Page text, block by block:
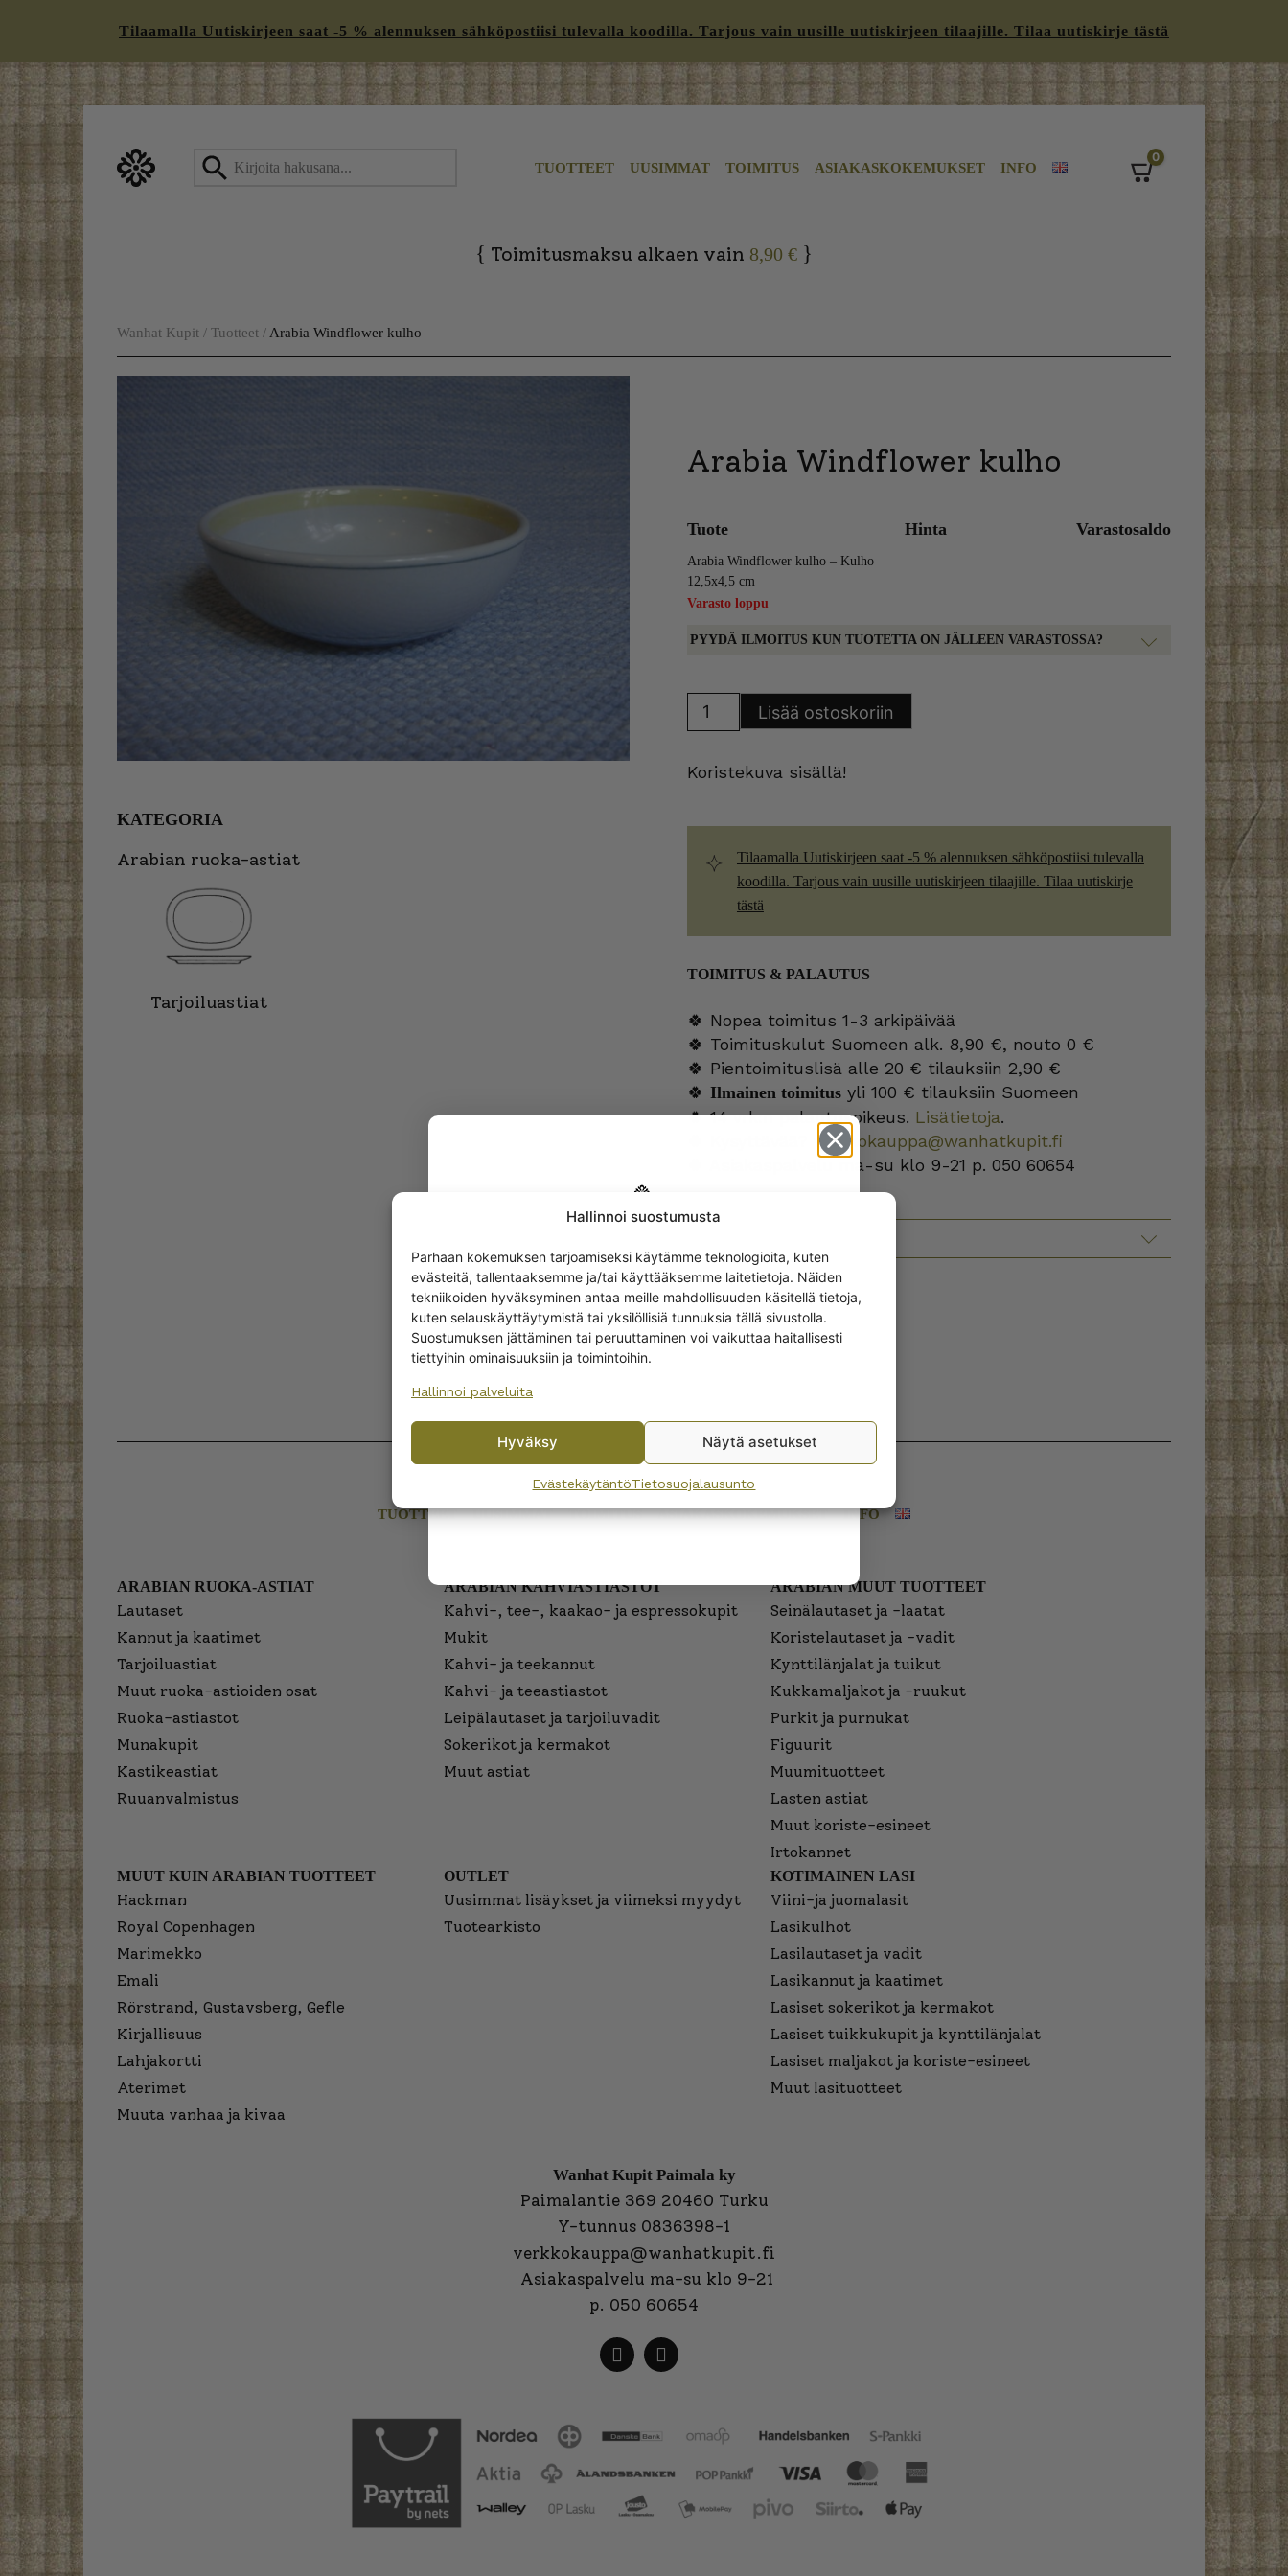
Hallinnoi suostumusta
Parhaan kokemuksen tarjoamiseksi käytämme teknologioita, kuten
evästeitä, tallentaaksemme ja/tai käyttääksemme laitetietoja. Näiden
tekniikoiden hyväksyminen antaa meille mahdollisuuden käsitellä tietoja,
kuten selauskäyttäytymistä tai yksilöllisiä tunnuksia tällä sivustolla.
Suostumuksen jättäminen tai peruuttaminen voi vaikuttaa haitallisesti
tiettyihin ominaisuuksiin ja toimintoihin.
Hallinnoi palveluita
Hyväksy Näytä asetukset
EvästekäytäntöTietosuojalausunto
Tilaamalla Uutiskirjeen saat -5 % alennuksen sähköpostiisi tulevalla koodilla. Tarjous vain uusille uutiskirjeen tilaajille. Tilaa uutiskirje tästä
to
TUOTTEET UUSIMMAT TOIMITUS ASIAKASKOKEMUKSET INFO
0
{ Toimitusmaksu alkaen vain 8,90 € }
Wanhat Kupit / Tuotteet / Arabia Windflower kulho
KATEGORIA
Arabian ruoka-astiat
Tarjoiluastiat
Arabia Windflower kulho
Tuote Hinta Varastosaldo
Arabia Windflower kulho – Kulho
12,5x4,5 cm
Varasto loppu
PYYDÄ ILMOITUS KUN TUOTETTA ON JÄLLEEN VARASTOSSA?
Windflower
Lisää ostoskoriin
Koristekuva sisällä!
Tilaamalla Uutiskirjeen saat -5 % alennuksen sähköpostiisi tulevalla
koodilla. Tarjous vain uusille uutiskirjeen tilaajille. Tilaa uutiskirje
tästä
TOIMITUS & PALAUTUS
🍀 Nopea toimitus 1-3 arkipäivää
🍀 Toimituskulut Suomeen alk. 8,90 €, nouto 0 €
🍀 Pientoimituslisä alle 20 € tilauksiin 2,90 €
🍀 Ilmainen toimitusyli 100 € tilauksiin Suomeen
🍀 14 vrk:n palautusoikeus. Lisätietoja.
verkkokauppa@wanhatkupit.fi
🍀 Asiakaspalvelu ma-su klo 9-21 p. 050 60654
TUOTTEET UUSIMMAT TOIMITUS ASIAKASKOKEMUKSET INFO
ARABIAN RUOKA-ASTIAT
Lautaset
Kannut ja kaatimet
Tarjoiluastiat
Muut ruoka-astioiden osat
Ruoka-astiastot
Munakupit
Kastikeastiat
Ruuanvalmistus
ARABIAN KAHVIASTIASTOT
Kahvi-, tee-, kaakao- ja espressokupit
Mukit
Kahvi- ja teekannut
Kahvi- ja teeastiastot
Leipälautaset ja tarjoiluvadit
Sokerikot ja kermakot
Muut astiat
ARABIAN MUUT TUOTTEET
Seinälautaset ja -laatat
Koristelautaset ja -vadit
Kynttilänjalat ja tuikut
Kukkamaljakot ja -ruukut
Purkit ja purnukat
Figuurit
Muumituotteet
Lasten astiat
Muut koriste-esineet
Irtokannet
MUUT KUIN ARABIAN TUOTTEET
Hackman
Royal Copenhagen
Marimekko
Emali
Rörstrand, Gustavsberg, Gefle
Kirjallisuus
Lahjakortti
Aterimet
Muuta vanhaa ja kivaa
OUTLET
Uusimmat lisäykset ja viimeksi myydyt
Tuotearkisto
KOTIMAINEN LASI
Viini-ja juomalasit
Lasikulhot
Lasilautaset ja vadit
Lasikannut ja kaatimet
Lasiset sokerikot ja kermakot
Lasiset tuikkukupit ja kynttilänjalat
Lasiset maljakot ja koriste-esineet
Muut lasituotteet
Wanhat Kupit Paimala ky
Paimalantie 369 20460 Turku
Y-tunnus 0836398-1
verkkokauppa@wanhatkupit.fi
Asiakaspalvelu ma-su klo 9-21
p. 050 60654
Get -5%
off?
Yes! I want the discount
By subscribing to the newsletter, you consent to receiving messages from
Wanhojen kuppien and confirm that you have read and accepted